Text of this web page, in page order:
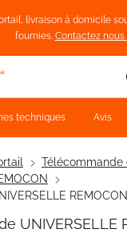
livraison à domicile
fournies. Contactez nous
Télécommande
UNIVERSELLE
techniques Avis